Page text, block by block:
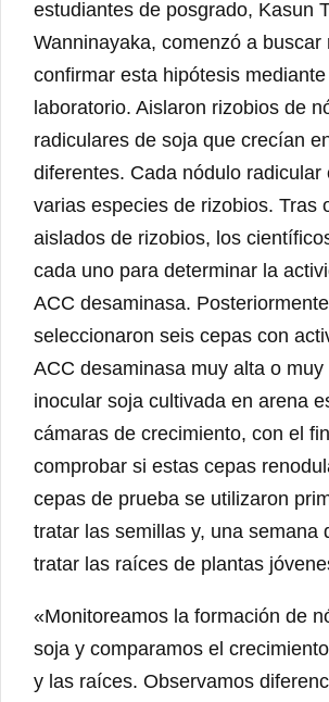
estudiantes de posgrado, Kasun
Wanninayaka, comenzó a buscar
confirmar esta hipótesis
laboratorio. Aislaron rizobios de
radiculares de soja que crecían
diferentes. Cada nódulo radicular
varias especies de rizobios. Tras
aislados de rizobios, los
cada uno para determinar la
ACC desaminasa.
seleccionaron seis cepas con
ACC desaminasa muy alta o muy
inocular soja cultivada en arena
cámaras de crecimiento, con el
comprobar si estas cepas
cepas de prueba se utilizaron
tratar las semillas y, una semana
tratar las raíces de plantas
«Monitoreamos la formación de
soja y comparamos el
y las raíces. Observamos